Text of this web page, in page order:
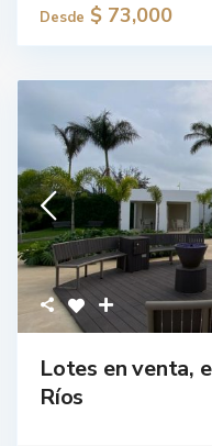
Desde $ 73,000
Lotes en venta,
Ríos